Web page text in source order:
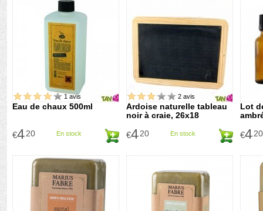
Eau de chaux 500ml
€4 .20 En stock
1 avis
Ardoise naturelle tableau
noir à craie, 26x18
€4 .20 En stock
2 avis
Lot
€4 .20